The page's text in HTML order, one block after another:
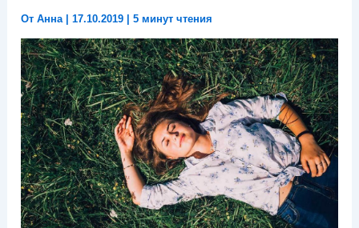
ОтАнна |17.10.2019 |5 минут чтения